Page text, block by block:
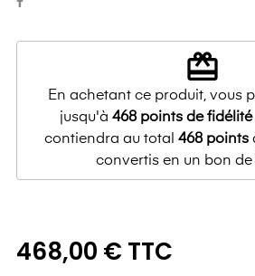
redeem
En achetant ce produit, vous
jusqu'à 468points de fidélité
contiendra au total 468points
convertis en un bon de
468,00 € TTC